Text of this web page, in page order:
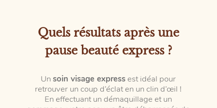
Quels résultats après une
pause beauté express ?
Unsoin visage express est idéal pour
retrouver un coup d’éclat en un clin d’œil !
En effectuant un démaquillage et un